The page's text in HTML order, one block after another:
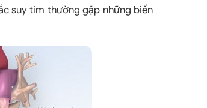
suy tim thường gặp những biến